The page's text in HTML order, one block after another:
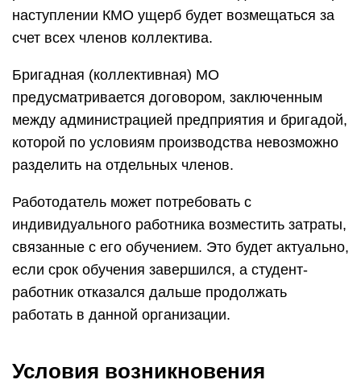
наступлении КМО ущерб будет возмещаться за
счет всех членов коллектива.
Бригадная (коллективная) МО
предусматривается договором, заключенным
между администрацией предприятия и бригадой,
которой по условиям производства невозможно
разделить на отдельных членов.
Работодатель может потребовать с
индивидуального работника возместить затраты,
связанные с его обучением. Это будет актуально,
если срок обучения завершился, а студент-
работник отказался дальше продолжать
работать в данной организации.
Условия возникновения